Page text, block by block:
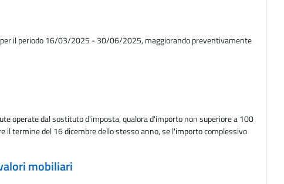
per il periodo 16/03/2025 - 30/06/2025, maggiorando preventivamente
operate dal sostituto d'imposta, qualora d'importo non superiore a 100
il termine del 16 dicembre dello stesso anno, se l'importo complessivo
mobiliari